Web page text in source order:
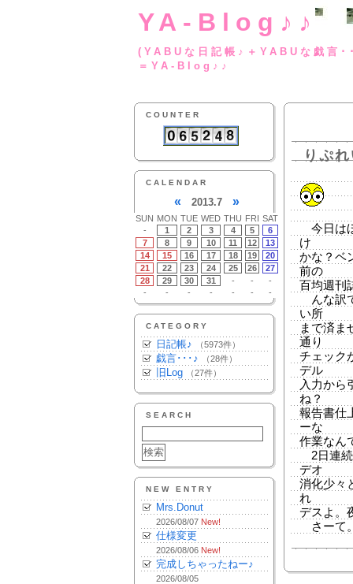
YA-Blog♪♪
(YABUな日記帳♪
＝YA-Blog♪♪
COUNTER
CALENDAR
« 2013.7 »
SUN MON TUE WED THU FRI SAT
-
1 2 3 4 5
6
7
8 9 10 11 12
13
14
15 16 17 18 19
20
21
22 23 24 25 26
27
28
29 30 31 - -
-
-
- - - - - -
CATEGORY
日記帳♪ （5973件）
戯言･･･♪ （28件）
旧Log （27件）
SEARCH
NEW ENTRY
Mrs.Donut
2026/08/07 New!
仕様変更
2026/08/06 New!
完成しちゃったねー♪
2026/08/05
りぷ
今日は
け
かな？ベ
前の
百均週刊
んな訳
い所
まで済ま
通り
チェック
デル
入力から
ね？
報告書仕
ーな
作業なん
2日連続
デオ
消化少々
れ
デスよ。
さーて